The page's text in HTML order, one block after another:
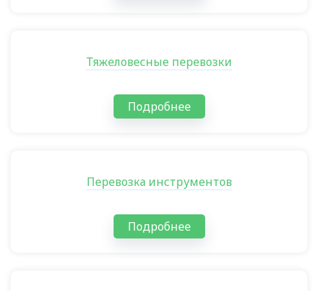
Тяжеловесные перевозки
Подробнее
Перевозка инструментов
Подробнее